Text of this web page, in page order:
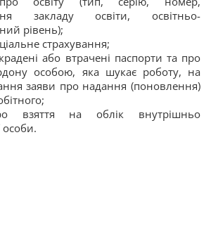
закладу освіти, освітньо-
рівень);
страхування;
або втрачені паспорти та про
особою, яка шукає роботу, на
заяви про надання (поновлення)
взяття на облік внутрішньо
особи.